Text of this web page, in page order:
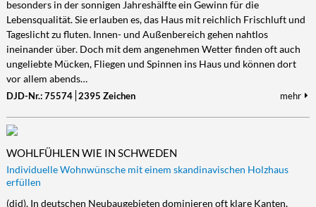
besonders in der sonnigen Jahreshälfte ein Gewinn für die
Lebensqualität. Sie erlauben es, das Haus mit reichlich Frischluft und
Tageslicht zu fluten. Innen- und Außenbereich gehen nahtlos
ineinander über. Doch mit dem angenehmen Wetter finden oft auch
ungeliebte Mücken, Fliegen und Spinnen ins Haus und können dort
vor allem abends…
DJD-Nr.: 75574 2395 Zeichen mehr
WOHLFÜHLEN WIE IN SCHWEDEN
Individuelle Wohnwünsche mit einem skandinavischen Holzhaus
erfüllen
(djd). In deutschen Neubaugebieten dominieren oft klare Kanten,